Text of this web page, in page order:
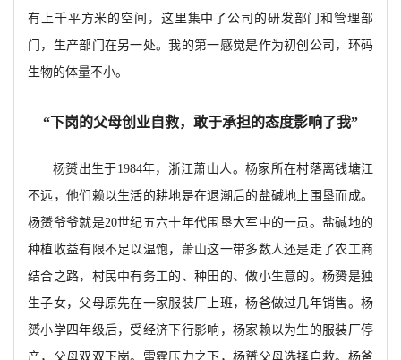
有上千平方米的空间，这里集中了公司的研发部门和管理部
门，生产部门在另一处。我的第一感觉是作为初创公司，环码
生物的体量不小。
“下岗的父母创业自救，敢于承担的态度影响了我”
杨赟出生于1984年，浙江萧山人。杨家所在村落离钱塘江
不远，他们赖以生活的耕地是在退潮后的盐碱地上围垦而成。
杨赟爷爷就是20世纪五六十年代围垦大军中的一员。盐碱地的
种植收益有限不足以温饱，萧山这一带多数人还是走了农工商
结合之路，村民中有务工的、种田的、做小生意的。杨赟是独
生子女，父母原先在一家服装厂上班，杨爸做过几年销售。杨
赟小学四年级后，受经济下行影响，杨家赖以为生的服装厂停
产，父母双双下岗。雷霆压力之下，杨赟父母选择自救。杨爸